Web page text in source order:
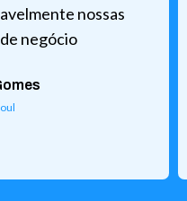
nossas
negócio